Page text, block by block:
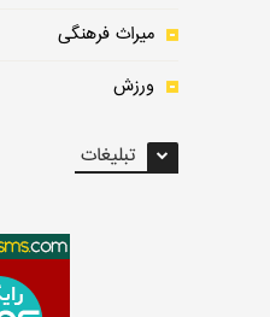
میراث فرهنگی
ورزش
تبلیغات